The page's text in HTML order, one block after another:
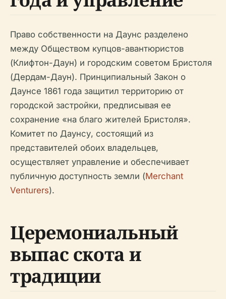
Право собственности на Даунс разделено
между Обществом купцов-авантюристов
(Клифтон-Даун) и городским советом Бристоля
(Дердам-Даун). Принципиальный Закон о
Даунсе 1861 года защитил территорию от
городской застройки, предписывая ее
сохранение «на благо жителей Бристоля».
Комитет по Даунсу, состоящий из
представителей обоих владельцев,
осуществляет управление и обеспечивает
публичную доступность земли (Merchant
Venturers).
Церемониальный
выпас скота и
традиции